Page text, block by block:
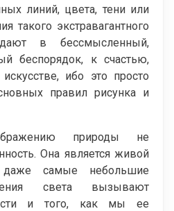
линий, цвета, тени или
такого экстравагантного
в бессмысленный,
беспорядок, к счастью,
ибо это просто
правил рисунка и
природы не
Она является живой
самые небольшие
света вызывают
и того, как мы ее